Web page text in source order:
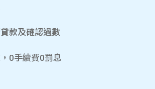
款及確認過數
0手續費0罰息